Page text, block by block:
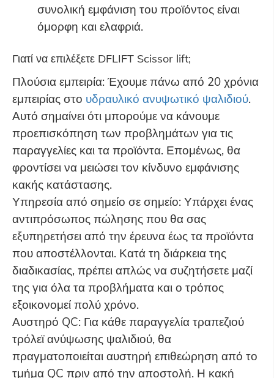
συνολική εμφάνιση του προϊόντος είναι
όμορφη και ελαφριά.
Γιατί να επιλέξετε DFLIFT Scissor lift;
Πλούσια εμπειρία: Έχουμε πάνω από 20 χρόνια
εμπειρίας στο υδραυλικό ανυψωτικό ψαλιδιού.
Αυτό σημαίνει ότι μπορούμε να κάνουμε
προεπισκόπηση των προβλημάτων για τις
παραγγελίες και τα προϊόντα. Επομένως, θα
φροντίσει να μειώσει τον κίνδυνο εμφάνισης
κακής κατάστασης.
Υπηρεσία από σημείο σε σημείο: Υπάρχει ένας
αντιπρόσωπος πώλησης που θα σας
εξυπηρετήσει από την έρευνα έως τα προϊόντα
που αποστέλλονται. Κατά τη διάρκεια της
διαδικασίας, πρέπει απλώς να συζητήσετε μαζί
της για όλα τα προβλήματα και ο τρόπος
εξοικονομεί πολύ χρόνο.
Αυστηρό QC: Για κάθε παραγγελία τραπεζιού
τρόλεϊ ανύψωσης ψαλιδιού, θα
πραγματοποιείται αυστηρή επιθεώρηση από το
τμήμα QC πριν από την αποστολή. Η κακή